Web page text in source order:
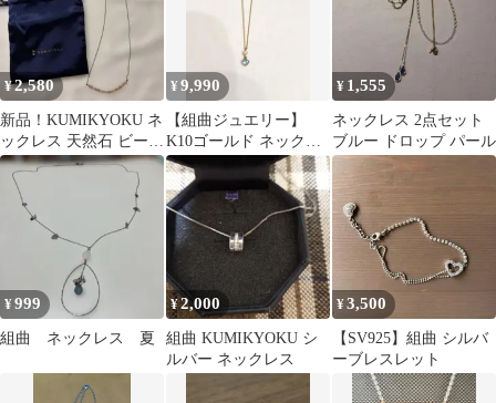
¥2,580
新品！KUMIKYOKU ネ
ックレス 天然石 ビーズ
ゴールドカラー
¥9,990
【組曲ジュエリー】
K10ゴールド ネックレ
ス アクアマリン
¥ 1,555
ネックレス 2点セット
ブルー ドロップ パール
¥999
組曲 ネックレス 夏
¥2,000
組曲 KUMIKYOKU シ
ルバー ネックレス
¥3,500
【SV925】組曲 シルバ
ーブレスレット